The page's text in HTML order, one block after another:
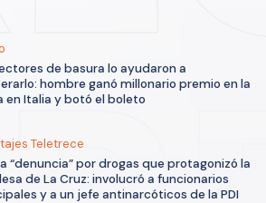
de basura lo ayudaron a
hombre ganó millonario premio en la
en Italia y botó el boleto
Teletrece
“denuncia” por drogas que protagonizó la
de La Cruz: involucró a funcionarios
y a un jefe antinarcóticos de la PDI